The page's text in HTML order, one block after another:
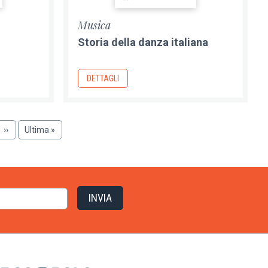
Musica
Storia della danza italiana
DETTAGLI
Pagina
successiva
››
Ultima
pagina
Ultima »